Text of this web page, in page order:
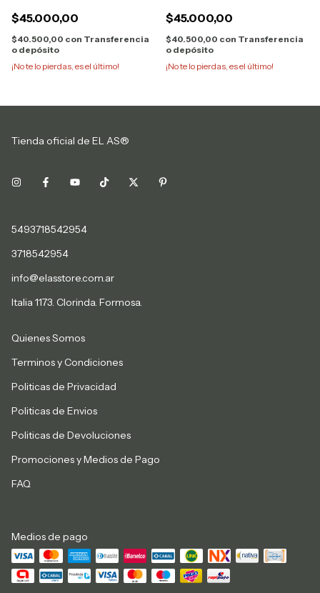
$45.000,00
$40.500,00 con Transferencia
o depósito
¡No te lo pierdas, es el último!
$45.000,00
$40.500,00 con Transferencia
o depósito
¡No te lo pierdas, es el último!
Tienda oficial de EL AS®
5493718542954
3718542954
info@elasstore.com.ar
Italia 1173. Clorinda. Formosa.
Quienes Somos
Terminos y Condiciones
Politicas de Privacidad
Politicas de Envios
Politicas de Devoluciones
Promociones y Medios de Pago
FAQ
Medios de pago